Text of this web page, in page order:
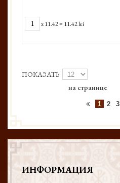
x11.42= 11.42 lei
ПОКАЗАТЬ
на странице
1 2 3
ИНФОРМАЦИЯ